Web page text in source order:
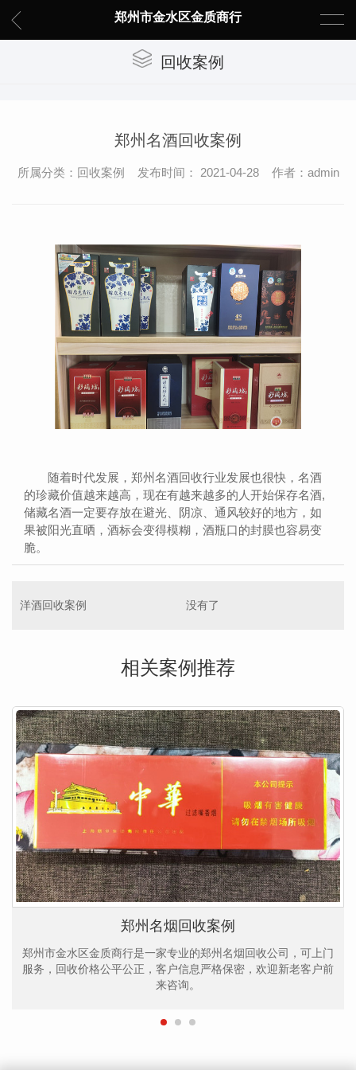
郑州市金水区金质商行
回收案例
郑州名酒回收案例
所属分类：回收案例 发布时间： 2021-04-28 作者：admin
随着时代发展，郑州名酒回收行业发展也很快，名酒
的珍藏价值越来越高，现在有越来越多的人开始保存名酒,
储藏名酒一定要存放在避光、阴凉、通风较好的地方，如
果被阳光直晒，酒标会变得模糊，酒瓶口的封膜也容易变
脆。
洋酒回收案例 没有了
相关案例推荐
郑州名烟回收案例
郑州市金水区金质商行是一家专业的郑州名烟回收公司，可上门
服务，回收价格公平公正，客户信息严格保密，欢迎新老客户前
来咨询。